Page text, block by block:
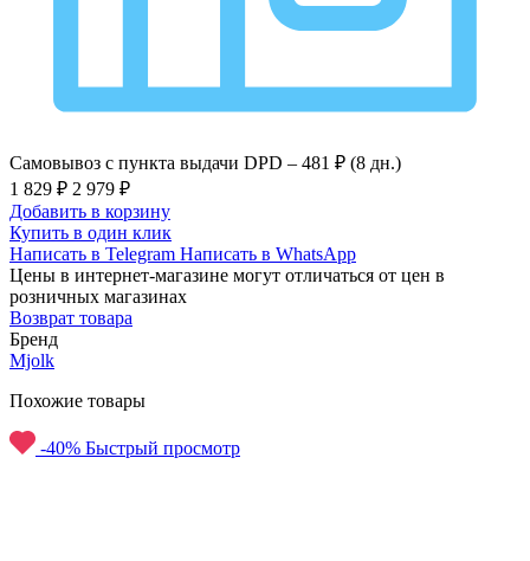
Самовывоз с пункта выдачи DPD – 481 ₽ (8 дн.)
1 829 ₽ 2 979 ₽
Добавить в корзину
Купить в один клик
Написать в Telegram Написать в WhatsApp
Цены в интернет-магазине могут отличаться от цен в
розничных магазинах
Возврат товара
Бренд
Mjolk
Похожие товары
-40% Быстрый просмотр